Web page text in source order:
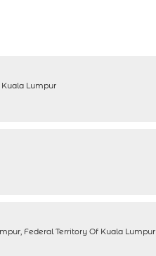
Kuala Lumpur
Federal Territory Of Kuala Lumpur